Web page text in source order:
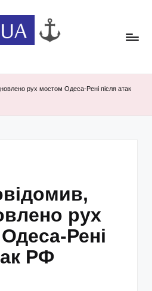
рух мостом Одеса-Рені після атак
рух
Рені
РФ